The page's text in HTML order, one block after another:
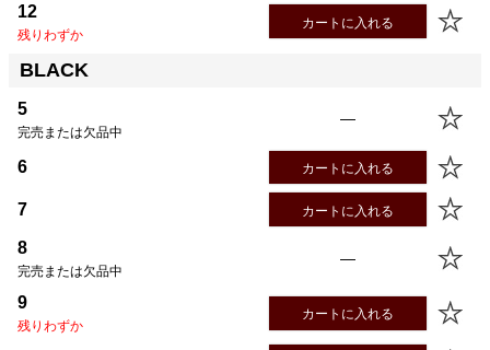
12
残りわずか
カートに入れる
BLACK
5
完売または欠品中
—
6 カートに入れる
7 カートに入れる
8
完売または欠品中
—
9
残りわずか
カートに入れる